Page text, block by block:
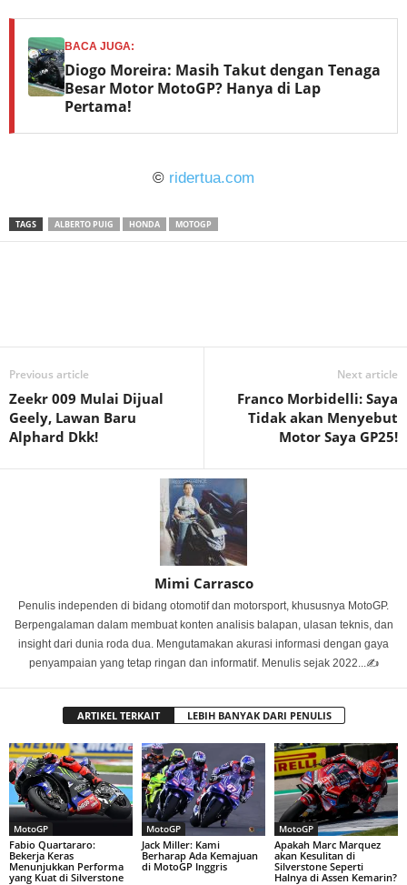
BACA JUGA:
Diogo Moreira: Masih Takut dengan Tenaga
Besar Motor MotoGP? Hanya di Lap
Pertama!
© ridertua.com
TAGS ALBERTO PUIG HONDA MOTOGP
Previous article
Zeekr 009 Mulai Dijual
Geely, Lawan Baru
Alphard Dkk!
Next article
Franco Morbidelli: Saya
Tidak akan Menyebut
Motor Saya GP25!
Mimi Carrasco
Penulis independen di bidang otomotif dan motorsport, khususnya MotoGP.
Berpengalaman dalam membuat konten analisis balapan, ulasan teknis, dan
insight dari dunia roda dua. Mengutamakan akurasi informasi dengan gaya
penyampaian yang tetap ringan dan informatif. Menulis sejak 2022...✍️
ARTIKEL TERKAIT LEBIH BANYAK DARI PENULIS
MotoGP
Fabio Quartararo:
Bekerja Keras
Menunjukkan Performa
yang Kuat di Silverstone
MotoGP
Jack Miller: Kami
Berharap Ada Kemajuan
di MotoGP Inggris
MotoGP
Apakah Marc Marquez
akan Kesulitan di
Silverstone Seperti
Halnya di Assen Kemarin?